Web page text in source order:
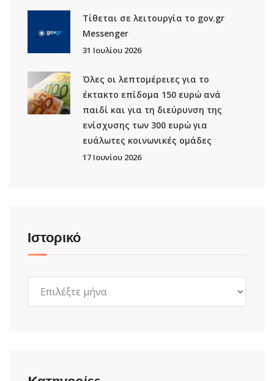
Τίθεται σε λειτουργία το gov.gr
Μessenger
31 Ιουλίου 2026
Όλες οι λεπτομέρειες για το
έκτακτο επίδομα 150 ευρώ ανά
παιδί και για τη διεύρυνση της
ενίσχυσης των 300 ευρώ για
ευάλωτες κοινωνικές ομάδες
17 Ιουνίου 2026
Ιστορικό